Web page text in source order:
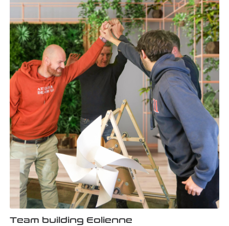
Team building Eolienne